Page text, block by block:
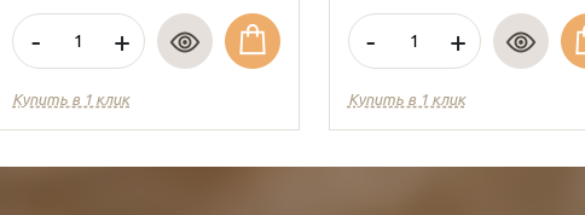
- +
Купить в 1 клик
- +
Купить в 1 клик